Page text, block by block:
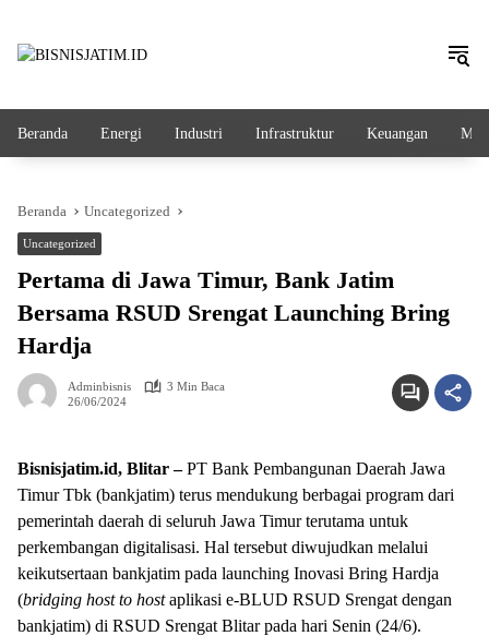
konten
Beranda Energi Industri Infrastruktur Keuangan
Beranda Uncategorized
Uncategorized
Pertama di Jawa Timur, Bank Jatim
Bersama RSUD Srengat Launching Bring
Hardja
Adminbisnis
3 Min Baca
26/06/2024
Bisnisjatim.id, Blitar –PT Bank Pembangunan Daerah Jawa
Timur Tbk (bankjatim) terus mendukung berbagai program dari
pemerintah daerah di seluruh Jawa Timur terutama untuk
perkembangan digitalisasi. Hal tersebut diwujudkan melalui
keikutsertaan bankjatim pada launching Inovasi Bring Hardja
(bridging host to hostaplikasi e-BLUD RSUD Srengat dengan
bankjatim) di RSUD Srengat Blitar pada hari Senin (24/6).